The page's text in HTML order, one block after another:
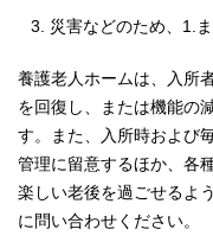
災害などのため、1.
養護老人ホームは、入所
を回復し、または機能の
す。また、入所時および
管理に留意するほか、各
楽しい老後を過ごせるよ
に問い合わせください。